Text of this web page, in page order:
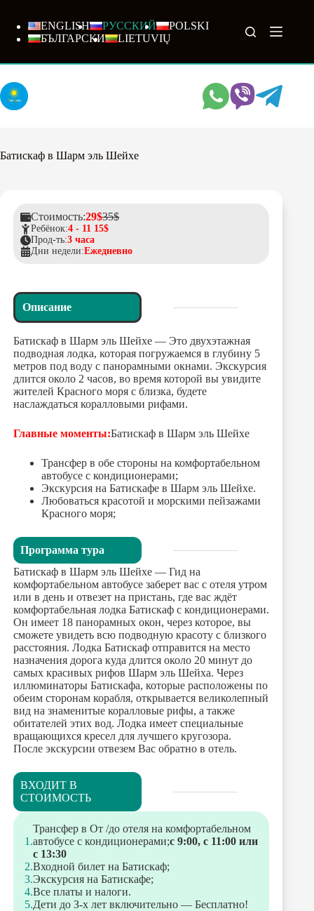
сути
ENGLISH РУССКИЙ
POLSKI
БЪЛГАРСКИ
LIETUVIŲ
Батискаф в Шарм эль Шейхе
Стоимость:29$35$
Ребёнок:4 - 11 15$
Прод-ть:3 часа
Дни недели:Ежедневно
Описание
Батискаф в Шарм эль Шейхе — Это двухэтажная
подводная лодка, которая погружаемся в глубину 5
метров под воду с панорамными окнами. Экскурсия
длится около 2 часов, во время которой вы увидите
жителей Красного моря с близка, будете
наслаждаться коралловыми рифами.
Главные моменты:Батискаф в Шарм эль Шейхе
Трансфер в обе стороны на комфортабельном
автобусе с кондиционерами;
Экскурсия на Батискафе в Шарм эль Шейхе.
Любоваться красотой и морскими пейзажами
Красного моря;
Программа тура
Батискаф в Шарм эль Шейхе — Гид на
комфортабельном автобусе заберет вас с отеля утром
или в день и отвезет на пристань, где вас ждёт
комфортабельная лодка Батискаф с кондиционерами.
Он имеет 18 панорамных окон, через которое, вы
сможете увидеть всю подводную красоту с близкого
расстояния. Лодка Батискаф отправится на место
назначения дорога куда длится около 20 минут до
самых красивых рифов Шарм эль Шейха. Через
иллюминаторы Батискафа, которые расположены по
обеим сторонам корабля, открывается великолепный
вид на знаменитые коралловые рифы, а также
обитателей этих вод. Лодка имеет специальные
вращающихся кресел для лучшего кругозора.
После экскурсии отвезем Вас обратно в отель.
ВХОДИТ В
СТОИМОСТЬ
Трансфер в От /до отеля на комфортабельном
автобусе с кондиционерами;с 9:00, с 11:00 или
с 13:30
Входной билет на Батискаф;
Экскурсия на Батискафе;
Все платы и налоги.
Дети до З-х лет включительно — Бесплатно!